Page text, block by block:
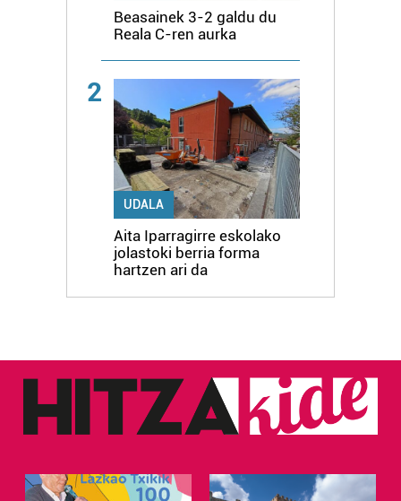
Beasainek 3-2 galdu du
Reala C-ren aurka
2
UDALA
Aita Iparragirre eskolako
jolastoki berria forma
hartzen ari da